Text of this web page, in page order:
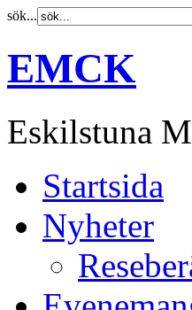
sök...
EMCK
Eskilstuna
Startsida
Nyheter